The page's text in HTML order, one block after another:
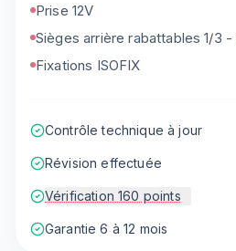
Prise 12V
Sièges arrière rabattables 1/3 -
Fixations ISOFIX
Contrôle technique à jour
Révision effectuée
Vérification 160 points
Garantie 6 à 12 mois